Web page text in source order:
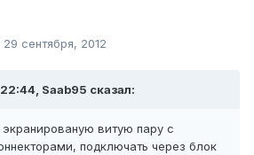
29 сентября, 2012
Saab95 сказал:
экранированую витую пару с
подключать через блок